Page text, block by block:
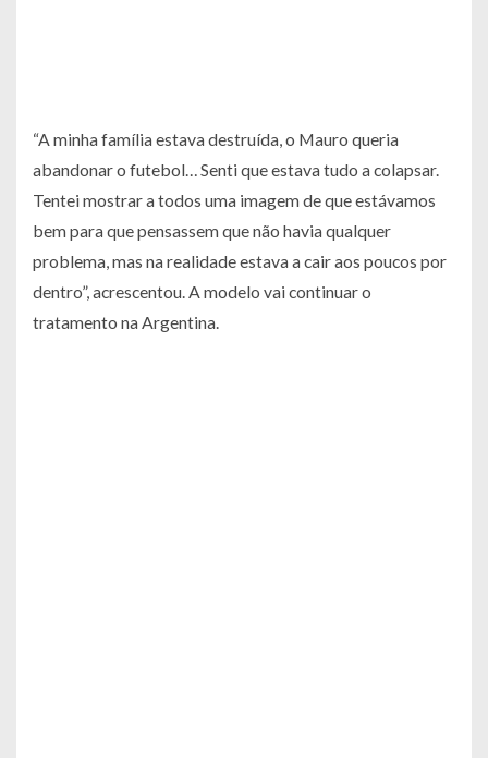
“A minha família estava destruída, o Mauro queria
abandonar o futebol… Senti que estava tudo a colapsar.
Tentei mostrar a todos uma imagem de que estávamos
bem para que pensassem que não havia qualquer
problema, mas na realidade estava a cair aos poucos por
dentro”, acrescentou. A modelo vai continuar o
tratamento na Argentina.